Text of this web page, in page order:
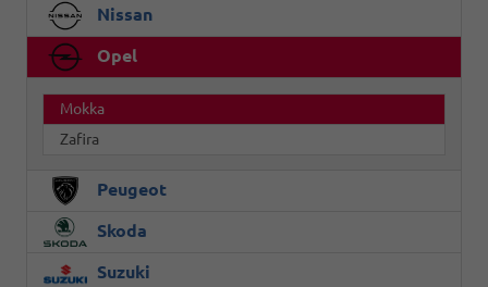
Nissan
Opel
Mokka
Zafira
Peugeot
Skoda
Suzuki